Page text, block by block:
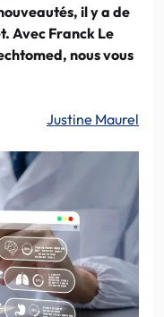
il y a de
Avec Franck Le
nous vous
Justine Maurel